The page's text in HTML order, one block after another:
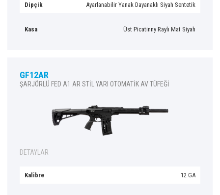
Dipçik Ayarlanabilir Yanak Dayanaklı Siyah Sentetik
Kasa Üst Picatinny Raylı Mat Siyah
GF12AR
ŞARJÖRLÜ FED A1 AR STİL YARI OTOMATİK AV TÜFEĞİ
DETAYLAR
Kalibre 12 GA